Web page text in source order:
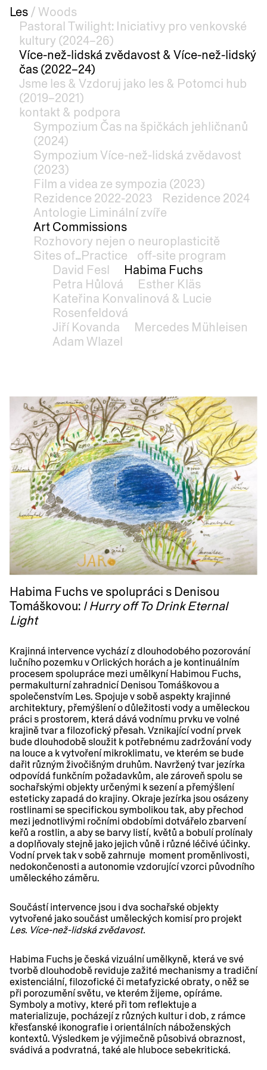
Les / Woods
Pastoral Twilight: Iniciativy pro venkovské
kultury (2024–26)
Více-než-lidská zvědavost & Více-než-lidský
čas (2022–24)
Jsme les & Vzdoruj jako les & Potomci hub
(2019–2021)
kontakt & podpora
Sympozium Čas na špičkách jehličnanů
(2024)
Sympozium Více-než-lidská zvědavost
(2023)
Film a videa ze sympozia (2023)
Rezidence 2022-2023
Rezidence 2024
Antologie Liminální zvíře
Art Commissions
Rozhovory nejen o neuroplasticitě
Sites of...Practice
off-site program
David Fesl
Habima Fuchs
Petra Hůlová
Esther Kläs
Kateřina Konvalinová & Lucie
Rosenfeldová
Jiří Kovanda
Mercedes Mühleisen
Adam Wlazel
Habima Fuchs ve spolupráci s Denisou
Tomáškovou: I Hurry off To Drink Eternal
Light
Krajinná intervence vychází z dlouhodobého pozorování
lučního pozemku v Orlických horách a je kontinuálním
procesem spolupráce mezi umělkyní Habimou Fuchs,
permakulturní zahradnicí Denisou Tomáškovou a
společenstvím Les. Spojuje v sobě aspekty krajinné
architektury, přemýšlení o důležitosti vody a uměleckou
práci s prostorem, která dává vodnímu prvku ve volné
krajině tvar a filozofický přesah. Vznikající vodní prvek
bude dlouhodobě sloužit k potřebnému zadržování vody
na louce a k vytvoření mikroklimatu, ve kterém se bude
dařit různým živočišným druhům. Navržený tvar jezírka
odpovídá funkčním požadavkům, ale zároveň spolu se
sochařskými objekty určenými k sezení a přemýšlení
esteticky zapadá do krajiny. Okraje jezírka jsou osázeny
rostlinami se specifickou symbolikou tak, aby přechod
mezi jednotlivými ročními obdobími dotvářelo zbarvení
keřů a rostlin, a aby se barvy listí, květů a bobulí prolínaly
a doplňovaly stejně jako jejich vůně i různé léčivé účinky.
Vodní prvek tak v sobě zahrnuje moment proměnlivosti,
nedokončenosti a autonomie vzdorující vzorci původního
uměleckého záměru.
Součástí intervence jsou i dva sochařské objekty
vytvořené jako součást uměleckých komisí pro projekt
Les. Více-než-lidská zvědavost.
Habima Fuchs je česká vizuální umělkyně, která ve své
tvorbě dlouhodobě reviduje zažité mechanismy a tradiční
existenciální, filozofické či metafyzické obraty, o něž se
při porozumění světu, ve kterém žijeme, opíráme.
Symboly a motivy, které při tom reflektuje a
materializuje, pocházejí z různých kultur i dob, z rámce
křesťanské ikonografie i orientálních náboženských
kontextů. Výsledkem je výjimečně působivá obraznost,
svádivá a podvratná, také ale hluboce sebekritická.